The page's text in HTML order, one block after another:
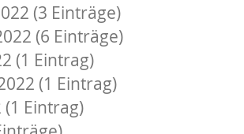
(3 Einträge)
(6 Einträge)
(1 Eintrag)
(1 Eintrag)
Eintrag)